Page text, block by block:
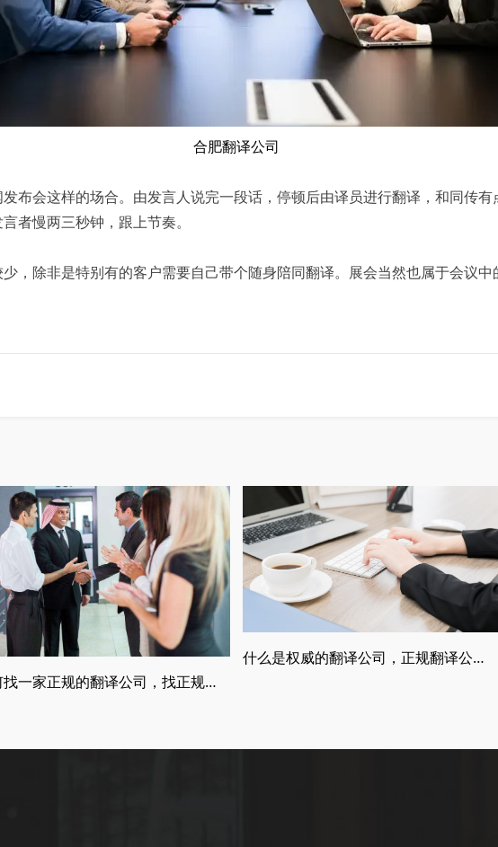
合肥翻译公司
会这样的场合。由发言人说完一段话，停顿后由译员进行翻译，和同传有
者慢两三秒钟，跟上节奏。
除非是特别有的客户需要自己带个随身陪同翻译。展会当然也属于会议中
如何找一家正规的翻译公司，找正规翻译公司有哪些要求
什么是权威的翻译公司，正规翻译公司介绍